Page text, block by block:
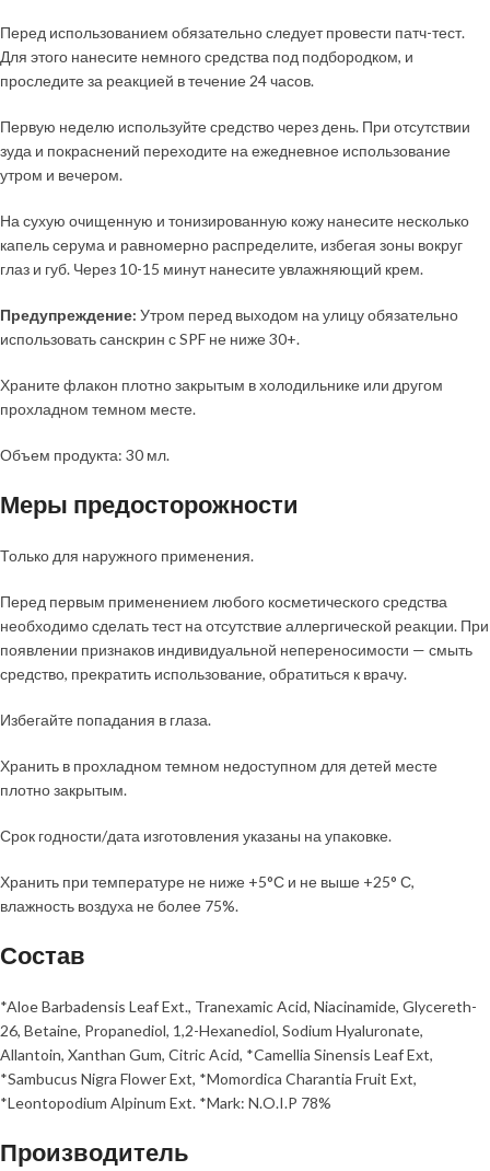
Перед использованием обязательно следует провести патч-тест.
Для этого нанесите немного средства под подбородком, и
проследите за реакцией в течение 24 часов.
Первую неделю используйте средство через день. При отсутствии
зуда и покраснений переходите на ежедневное использование
утром и вечером.
На сухую очищенную и тонизированную кожу нанесите несколько
капель серума и равномерно распределите, избегая зоны вокруг
глаз и губ. Через 10-15 минут нанесите увлажняющий крем.
Предупреждение: Утром перед выходом на улицу обязательно
использовать санскрин с SPF не ниже 30+.
Храните флакон плотно закрытым в холодильнике или другом
прохладном темном месте.
Объем продукта: 30 мл.
Меры предосторожности
Только для наружного применения.
Перед первым применением любого косметического средства
необходимо сделать тест на отсутствие аллергической реакции. При
появлении признаков индивидуальной непереносимости — смыть
средство, прекратить использование, обратиться к врачу.
Избегайте попадания в глаза.
Хранить в прохладном темном недоступном для детей месте
плотно закрытым.
Срок годности/дата изготовления указаны на упаковке.
Хранить при температуре не ниже +5°С и не выше +25° С,
влажность воздуха не более 75%.
Состав
*Aloe Barbadensis Leaf Ext., Tranexamic Acid, Niacinamide, Glycereth-
26, Betaine, Propanediol, 1,2-Hexanediol, Sodium Hyaluronate,
Allantoin, Xanthan Gum, Citric Acid, *Camellia Sinensis Leaf Ext,
*Sambucus Nigra Flower Ext, *Momordica Charantia Fruit Ext,
*Leontopodium Alpinum Ext. *Mark: N.O.I.P 78%
Производитель